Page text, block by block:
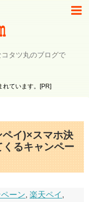
タツ丸のブログで
ています。[PR]
イ)×スマホ決
るキャンペー
ーン,楽天ペイ ,